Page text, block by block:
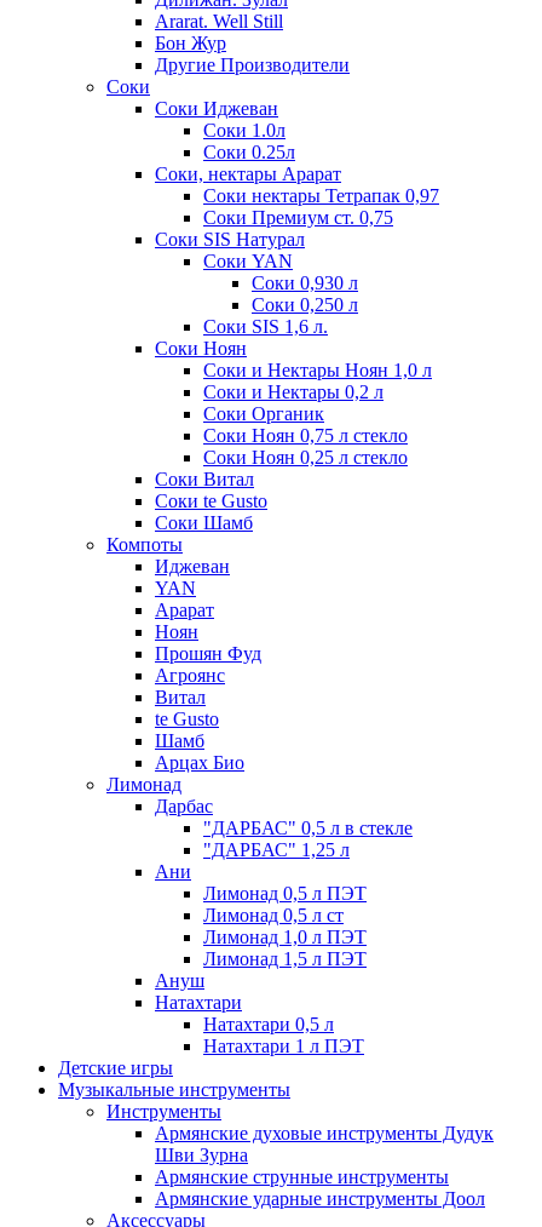
Ararat. Well Still
Бон Жур
Другие Производители
Соки
Соки Иджеван
Соки 1.0л
Соки 0.25л
Соки, нектары Арарат
Соки нектары Тетрапак 0,97
Соки Премиум ст. 0,75
Соки SIS Натурал
Соки YAN
Соки 0,930 л
Соки 0,250 л
Соки SIS 1,6 л.
Соки Ноян
Соки и Нектары Ноян 1,0 л
Соки и Нектары 0,2 л
Соки Органик
Соки Ноян 0,75 л стекло
Соки Ноян 0,25 л стекло
Соки Витал
Соки te Gusto
Соки Шамб
Компоты
Иджеван
YAN
Арарат
Ноян
Прошян Фуд
Агроянс
Витал
te Gusto
Шамб
Арцах Био
Лимонад
Дарбас
"ДАРБАС" 0,5 л в стекле
"ДАРБАС" 1,25 л
Ани
Лимонад 0,5 л ПЭТ
Лимонад 0,5 л ст
Лимонад 1,0 л ПЭТ
Лимонад 1,5 л ПЭТ
Ануш
Натахтари
Натахтари 0,5 л
Натахтари 1 л ПЭТ
Детские игры
Музыкальные инструменты
Инструменты
Армянские духовые инструменты Дудук
Шви Зурна
Армянские струнные инструменты
Армянские ударные инструменты Доол
Аксессуары